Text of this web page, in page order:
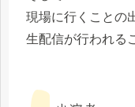
現場に行くことの
生配信が行われる